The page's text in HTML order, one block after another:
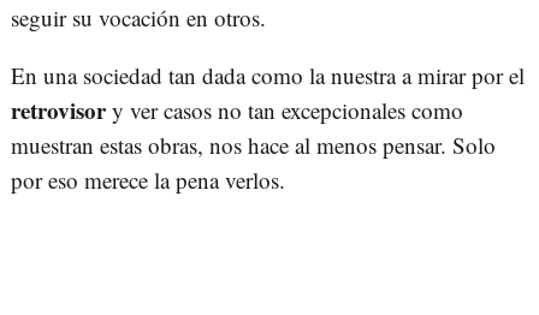
seguir su vocación en otros.
En una sociedad tan dada como la nuestra a mirar por el
retrovisory ver casos no tan excepcionales como
muestran estas obras, nos hace al menos pensar. Solo
por eso merece la pena verlos.